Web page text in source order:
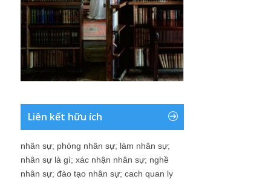
Liên kết hữu ích
nhân sự; phòng nhân sự; làm nhân sự;
nhân sự là gì; xác nhận nhân sự; nghề
nhân sự; đào tạo nhân sự; cach quan ly